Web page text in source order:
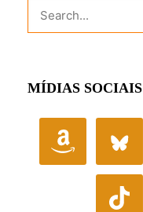
MÍDIAS SOCIAIS